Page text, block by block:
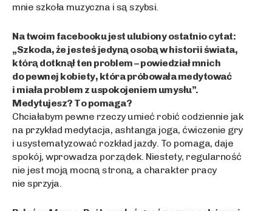
mnie szkoła muzyczna i są szybsi.
Na twoim facebooku jest ulubiony ostatnio cytat:
„Szkoda, że jesteś jedyną osobą w historii świata,
którą dotknął ten problem – powiedział mnich
do pewnej kobiety, która próbowała medytować
i miała problem z uspokojeniem umysłu”.
Medytujesz? To pomaga?
Chciałabym pewne rzeczy umieć robić codziennie jak
na przykład medytacja, ashtanga joga, ćwiczenie gry
i usystematyzować rozkład jazdy. To pomaga, daje
spokój, wprowadza porządek. Niestety, regularność
nie jest moją mocną stroną, a charakter pracy
nie sprzyja.